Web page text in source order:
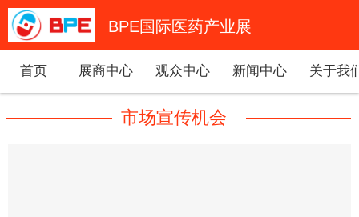
BPE国际医药产业展
首页 展商中心 观众中心 新闻中心 关于我
市场宣传机会